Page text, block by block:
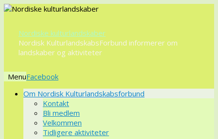
Nordiske kulturlandskaber
Nordisk KulturlandskabsForbund informerer om
landskaber og aktiviteter
Menu
VidereOm Nordisk Kulturlandskabsforbund
Kontakt
Bli medlem
Velkommen
Tidligere aktiviteter